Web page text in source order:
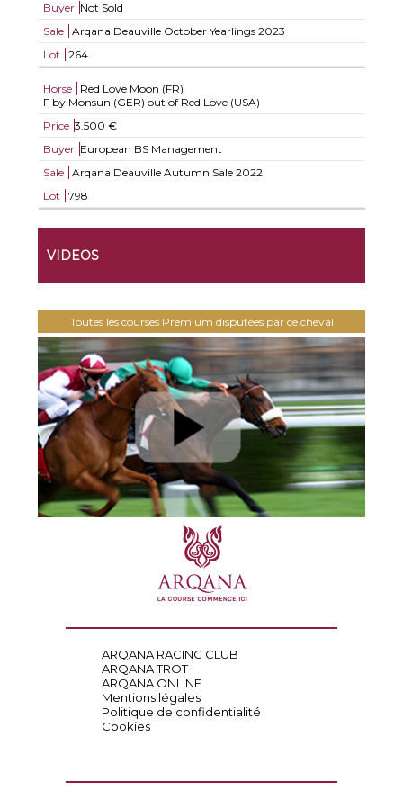
Buyer Not Sold
Sale
Arqana Deauville October Yearlings 2023
Lot
264
Horse
Red Love Moon (FR)
F by Monsun (GER) out of Red Love (USA)
Price 3.500 €
Buyer European BS Management
Sale
Arqana Deauville Autumn Sale 2022
Lot
798
VIDEOS
Toutes les courses Premium disputées par ce cheval
ARQANA RACING CLUB
ARQANA TROT
ARQANA ONLINE
Mentions légales
Politique de confidentialité
Cookies